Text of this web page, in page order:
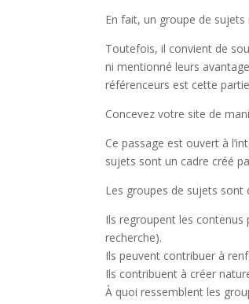
En fait, un groupe de sujets
Toutefois, il convient de
ni mentionné leurs
référenceurs est cette
Concevez votre site de
Ce passage est ouvert à
sujets sont un cadre créé
Les groupes de sujets sont
Ils regroupent les contenus
recherche).
Ils peuvent contribuer à
Ils contribuent à créer
À quoi ressemblent les